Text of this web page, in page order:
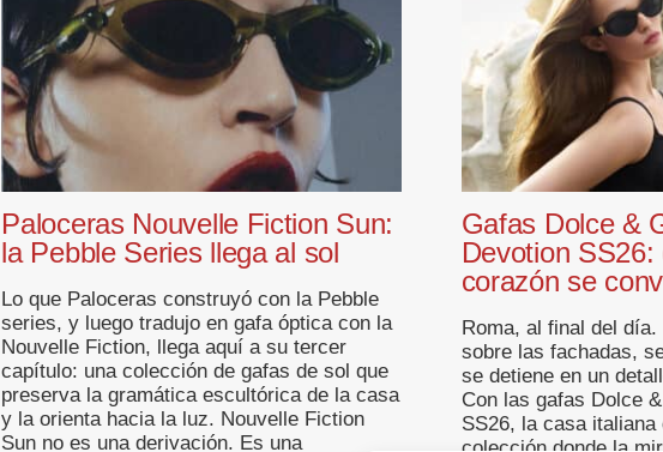
Paloceras Nouvelle Fiction Sun:
la Pebble Series llega al sol
Lo que Paloceras construyó con la Pebble
series, y luego tradujo en gafa óptica con la
Nouvelle Fiction, llega aquí a su tercer
capítulo: una colección de gafas de sol que
preserva la gramática escultórica de la casa
y la orienta hacia la luz. Nouvelle Fiction
Sun no es una derivación. Es una
Gafas Dolce &
Devotion SS26:
corazón se
Roma, al final del
sobre las fachadas,
se detiene en un
Con las gafas Dolce
SS26, la casa